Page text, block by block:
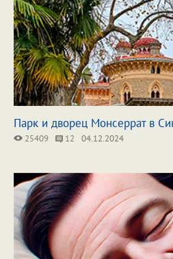
Парк и дворец Монсеррат в
25409 12 04.12.2024